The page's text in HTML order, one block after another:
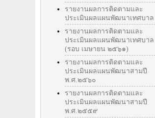
รายงานผลการติดตามและ
ประเมินผลแผนพัฒนาเทศบาล
รายงานผลการติดตามและ
ประเมินผลแผนพัฒนาเทศบาล
(รอบ เมษายน ๒๕๖๑)
รายงานผลการติดตามและ
ประเมินผลแผนพัฒนาสามปี
พ.ศ.๒๕๖๐
รายงานผลการติดตามและ
ประเมินผลแผนพัฒนาสามปี
พ.ศ.๒๕๕๙